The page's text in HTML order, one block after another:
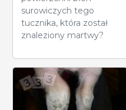
surowiczych tego
tucznika, która został
znaleziony martwy?